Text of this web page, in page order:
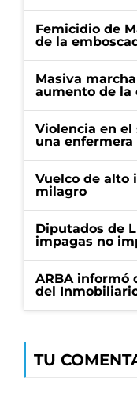
Femicidio de
de la
Masiva
aumento de la
Violencia en
una enfermera
Vuelco de alto
milagro
Diputados de
impagas no
ARBA informó
del
TU